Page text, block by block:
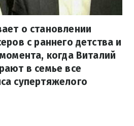
о становлении
с раннего детства и
когда Виталий
в семье все
супертяжелого